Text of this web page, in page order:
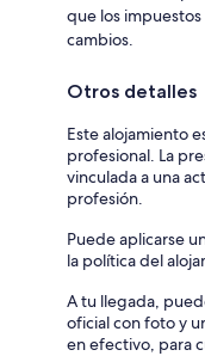
que los
cambios.
Otros detalles
Este alojamiento
profesional. La
vinculada a una
profesión.
Puede aplicarse
la política del
A tu llegada,
oficial con foto y
en efectivo, para